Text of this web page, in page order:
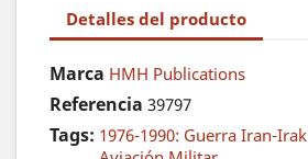
Detalles del producto
Marca HMH Publications
Referencia 39797
Tags: 1976-1990: Guerra Iran-Irak